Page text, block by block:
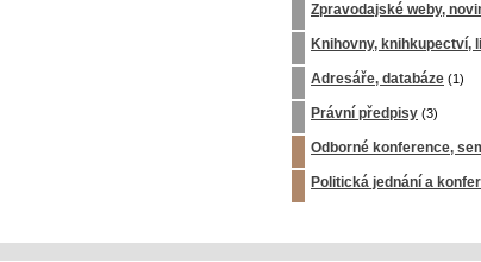
Zpravodajské weby,
Knihovny, knihkupectví,
Adresáře, databáze (1)
Právní předpisy (3)
Odborné konference,
Politická jednání a